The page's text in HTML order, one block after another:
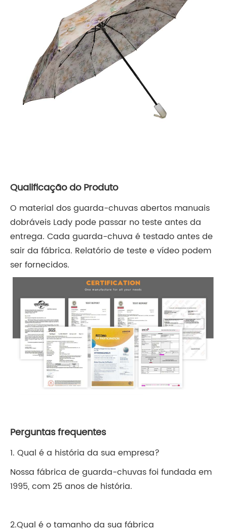
Qualificação do Produto
O material dos guarda-chuvas abertos manuais
dobráveis ​​Lady pode passar no teste antes da
entrega. Cada guarda-chuva é testado antes de
sair da fábrica. Relatório de teste e vídeo podem
ser fornecidos.
Perguntas frequentes
1. Qual é a história da sua empresa?
Nossa fábrica de guarda-chuvas foi fundada em
1995, com 25 anos de história.
2.Qual é o tamanho da sua fábrica